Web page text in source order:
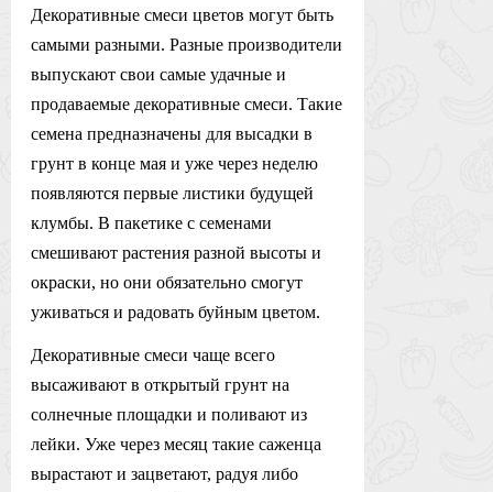
Декоративные смеси цветов могут быть
самыми разными. Разные производители
выпускают свои самые удачные и
продаваемые декоративные смеси. Такие
семена предназначены для высадки в
грунт в конце мая и уже через неделю
появляются первые листики будущей
клумбы. В пакетике с семенами
смешивают растения разной высоты и
окраски, но они обязательно смогут
уживаться и радовать буйным цветом.
Декоративные смеси чаще всего
высаживают в открытый грунт на
солнечные площадки и поливают из
лейки. Уже через месяц такие саженца
вырастают и зацветают, радуя либо